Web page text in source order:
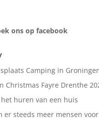
ons op facebook
Camping in
Christmas Fayre Drenthe
huren van een huis
er steeds meer mensen